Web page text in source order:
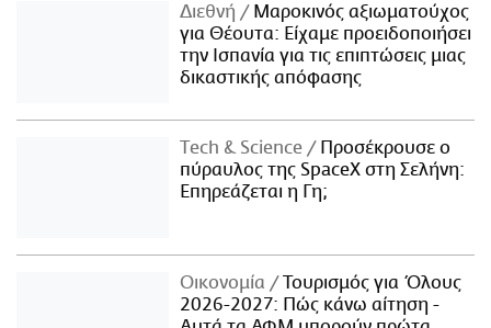
Διεθνή
Μαροκινός αξιωματούχος
για Θέουτα: Είχαμε προειδοποιήσει
την Ισπανία για τις επιπτώσεις μιας
δικαστικής απόφασης
Τech & Science
Προσέκρουσε ο
πύραυλος της SpaceX στη Σελήνη:
Επηρεάζεται η Γη;
Οικονομία
Τουρισμός για Όλους
2026-2027: Πώς κάνω αίτηση -